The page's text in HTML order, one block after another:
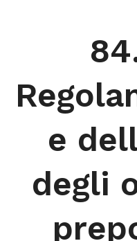
e
degli